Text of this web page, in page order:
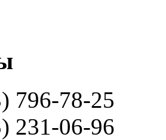
796-78-25
231-06-96